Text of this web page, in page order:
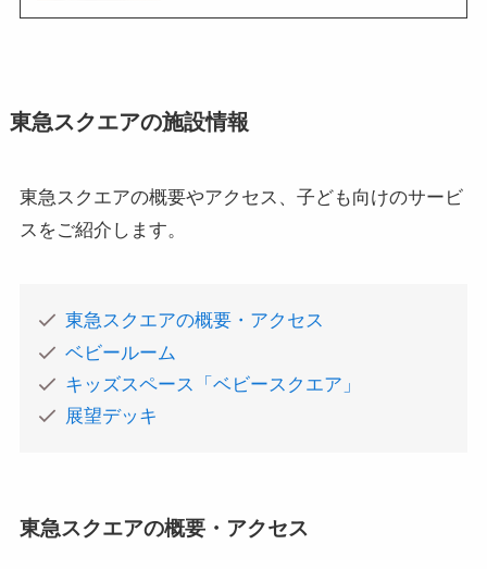
東急スクエアの施設情報
東急スクエアの概要やアクセス、子ども向けのサービ
スをご紹介します。
東急スクエアの概要・アクセス
ベビールーム
キッズスペース「ベビースクエア」
展望デッキ
東急スクエアの概要・アクセス